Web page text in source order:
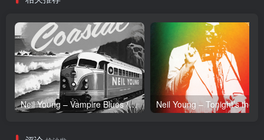
Neil Young – Vampire Blues (Live) – Single(054391239303)【24bit／96.0kHz】土耳其区